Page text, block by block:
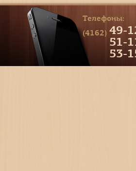
Телефоны:
(4162) 49-
51-
53-